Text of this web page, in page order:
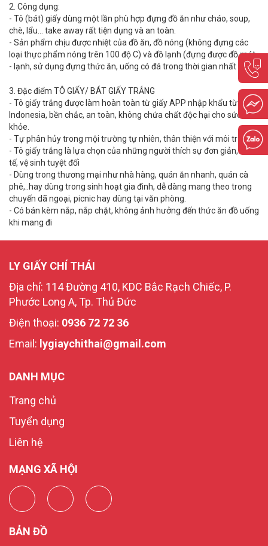
2. Công dụng:
- Tô (bát) giấy dùng một lần phù hợp đựng đồ ăn như cháo, soup,
chè, lẩu… take away rất tiện dụng và an toàn.
- Sản phẩm chịu được nhiệt của đồ ăn, đồ nóng (không đựng các
loại thực phẩm nóng trên 100 độ C) và đồ lạnh (đựng được đồ mát
- lạnh, sử dụng đựng thức ăn, uống có đá trong thời gian nhất định)
3. Đặc điểm TÔ GIẤY/ BÁT GIẤY TRẮNG
- Tô giấy trắng được làm hoàn toàn từ giấy APP nhập khẩu từ
Indonesia, bền chắc, an toàn, không chứa chất độc hại cho sức
khỏe.
- Tự phân hủy trong mội trường tự nhiên, thân thiện với môi trường
- Tô giấy trắng là lựa chọn của những người thích sự đơn giản, tinh
tế, vệ sinh tuyệt đối
- Dùng trong thương mại như nhà hàng, quán ăn nhanh, quán cà
phê,..hay dùng trong sinh hoạt gia đình, dễ dàng mang theo trong
chuyến dã ngoại, picnic hay dùng tại văn phòng.
- Có bán kèm nắp, nắp chặt, không ảnh hưởng đến thức ăn đồ uống
khi mang đi
LY GIẤY CHÍ THÁI
Địa chỉ: 114 Đường 410, KDC Bắc Rạch Chiếc, P.
Phước Long A, Tp. Thủ Đức
Điện thoại: 0936 72 72 36
Email: lygiaychithai@gmail.com
DANH MỤC
Trang chủ
Tuyển dụng
Liên hệ
MẠNG XÃ HỘI
BẢN ĐỒ